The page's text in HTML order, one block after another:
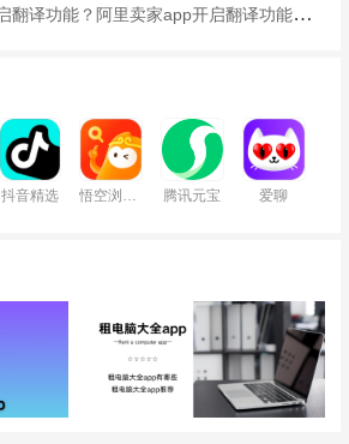
阿里卖家app怎么开启翻译功能？阿里卖家app开启翻译功能的方法
抖音精选 悟空浏览器 腾讯元宝 爱聊